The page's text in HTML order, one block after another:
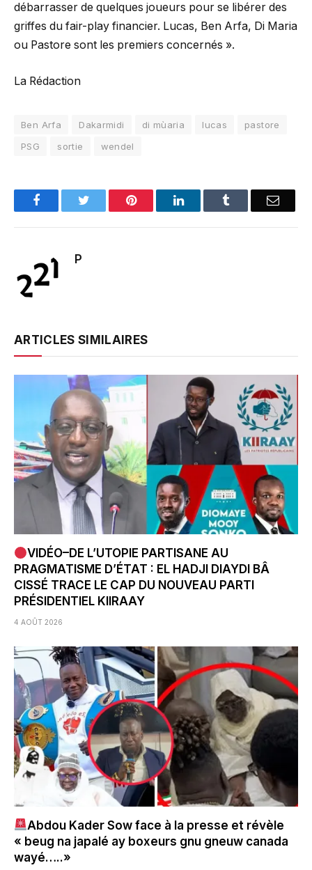
débarrasser de quelques joueurs pour se libérer des
griffes du fair-play financier. Lucas, Ben Arfa, Di Maria
ou Pastore sont les premiers concernés ».
La Rédaction
Ben Arfa Dakarmidi di mùaria lucas
pastore
PSG
sortie wendel
FacebookTwitter Pinterest LinkedInTumblr Email
P
ARTICLES SIMILAIRES
VIDÉO–DE L’UTOPIE PARTISANE AU
PRAGMATISME D’ÉTAT : EL HADJI DIAYDI BÂ
CISSÉ TRACE LE CAP DU NOUVEAU PARTI
PRÉSIDENTIEL KIIRAAY
4 AOÛT 2026
Abdou Kader Sow face à la presse et révèle
« beug na japalé ay boxeurs gnu gneuw canada
wayé…..»